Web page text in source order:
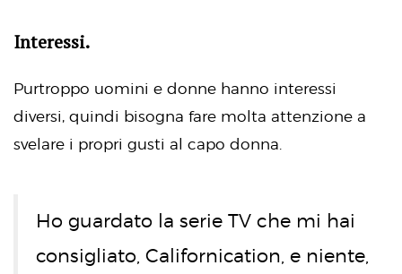
Interessi.
Purtroppo uomini e donne hanno interessi
diversi, quindi bisogna fare molta attenzione a
svelare i propri gusti al capo donna.
Ho guardato la serie TV che mi hai
consigliato, Californication, e niente,